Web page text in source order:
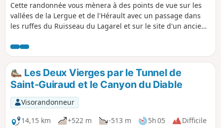
Cette randonnée vous mènera à des points de vue sur les
vallées de la Lergue et de l'Hérault avec un passage dans
les ruffes du Ruisseau du Lagarel et sur le site d'un ancien
tunnel et une carte car le trajet n'est pas balisé. Le tracé
GPX sera très utile aussi.
Les Deux Vierges par le Tunnel de
Saint-Guiraud et le Canyon du Diable
Visorandonneur
14,15 km
+522 m -513 m 5h 05
Difficile